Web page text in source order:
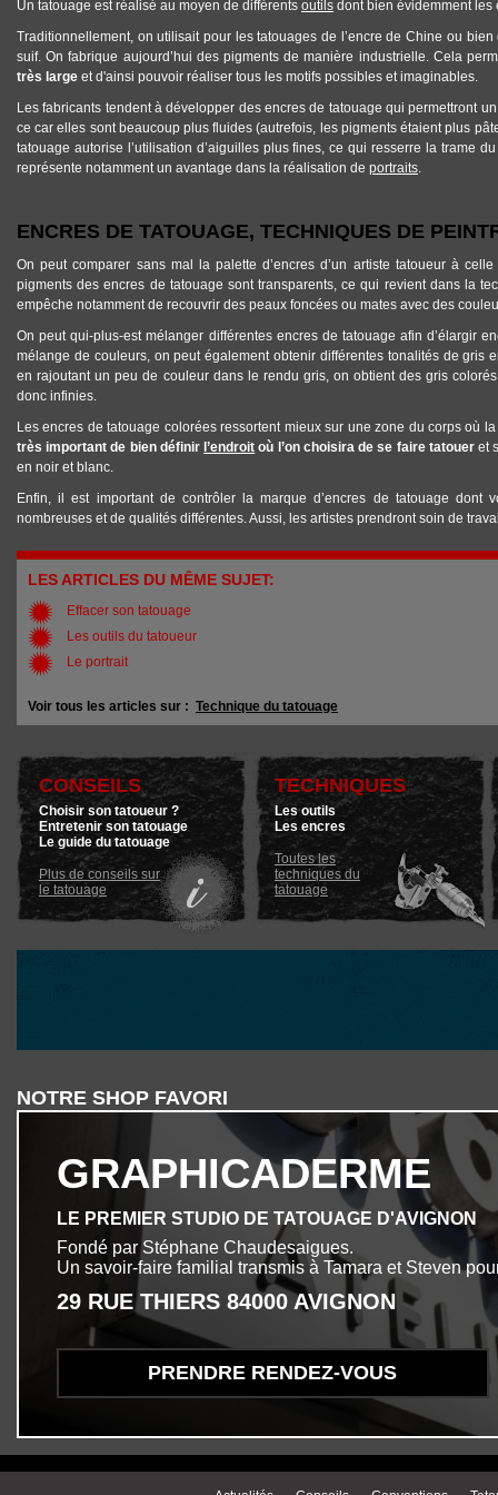
Un tatouage est réalisé au moyen de différents outils dont bien évidemment les
Traditionnellement, on utilisait pour lestatouages de l’encre de Chine ou bien
suif. On fabrique aujourd’hui des pigments de manière industrielle. Cela
très large et d'ainsi pouvoir réaliser tous les motifs possibles et imaginables.
Les fabricants tendent à développer des encres de tatouage qui permettront
ce car elles sont beaucoup plus fluides (autrefois, les pigments étaient plus
tatouage autorise l’utilisation d’aiguilles plus fines, ce qui resserre la trame
représente notamment un avantage dans la réalisation de portraits.
ENCRES DE TATOUAGE, TECHNIQUES DE
On peut comparer sans mal la palette d’encres d’un artiste tatoueur à
pigments desencres de tatouage sont transparents, ce qui revient dans la
empêche notamment de recouvrir des peaux foncées ou mates avec des
On peut qui-plus-est mélanger différentes encres de tatouage afin d’élargir
mélange de couleurs, on peut également obtenir différentes tonalités de gris
en rajoutant un peu de couleur dans le rendu gris, on obtient des gris
donc infinies.
Lesencres de tatouage colorées ressortent mieux sur une zone du corps où
très important de bien définir l’endroit où l’on choisira de se faire tatoueret
en noir et blanc.
Enfin, il est important de contrôler la marque d’encres de tatouage dont
nombreuses et de qualités différentes. Aussi, les artistes prendront soin de
LES ARTICLES DU MÊME SUJET:
Effacer son tatouage
Les outils du tatoueur
Le portrait
Voir tous les articles sur : Technique du tatouage
CONSEILS
Choisir son tatoueur ?
Entretenir son tatouage
Le guide du tatouage
Plus de conseils sur
le tatouage
TECHNIQUES
Les outils
Les encres
Toutes les
techniques du
tatouage
NOTRE SHOP FAVORI
GRAPHICADERME
LE PREMIER STUDIO DE TATOUAGE D'AVIGNON
Fondé par Stéphane Chaudesaigues.
Un savoir-faire familial transmis à Tamara et Steven
29 RUE THIERS 84000 AVIGNON
PRENDRE RENDEZ-VOUS